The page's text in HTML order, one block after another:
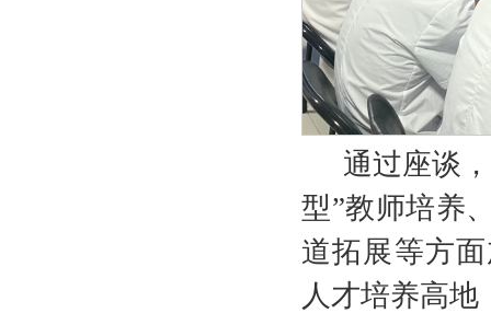
通过座谈
型”教师培养
道拓展等方
人才培养高